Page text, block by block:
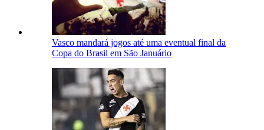
Vasco mandará jogos até uma eventual final da
Copa do Brasil em São Januário